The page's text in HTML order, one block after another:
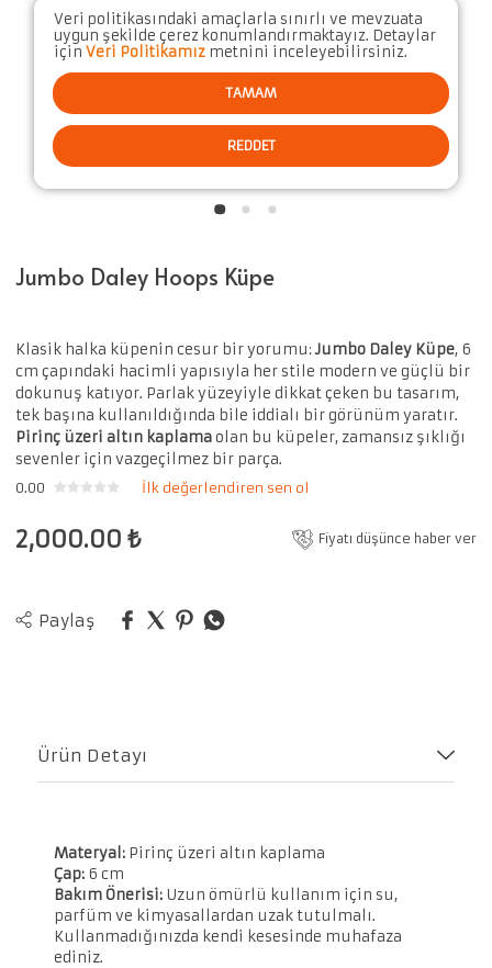
Jumbo Daley Hoops Küpe
Klasik halka küpenin cesur bir yorumu:Jumbo Daley Küpe, 6
cm çapındaki hacimli yapısıyla her stile modern ve güçlü bir
dokunuş katıyor. Parlak yüzeyiyle dikkat çeken bu tasarım,
tek başına kullanıldığında bile iddialı bir görünüm yaratır.
Pirinç üzeri altın kaplamaolan bu küpeler, zamansız şıklığı
sevenler için vazgeçilmez bir parça.
0.00 İlk değerlendiren sen ol
2,000.00 ₺ Fiyatı düşünce haber ver
Paylaş
Ürün Detayı
Materyal:Pirinç üzeri altın kaplama
Çap:6 cm
Bakım Önerisi:Uzun ömürlü kullanım için su,
parfüm ve kimyasallardan uzak tutulmalı.
Kullanmadığınızda kendi kesesinde muhafaza
ediniz.
Veri politikasındaki amaçlarla sınırlı ve mevzuata
uygun şekilde çerez konumlandırmaktayız. Detaylar
için Veri Politikamızmetnini inceleyebilirsiniz.
TAMAM
REDDET